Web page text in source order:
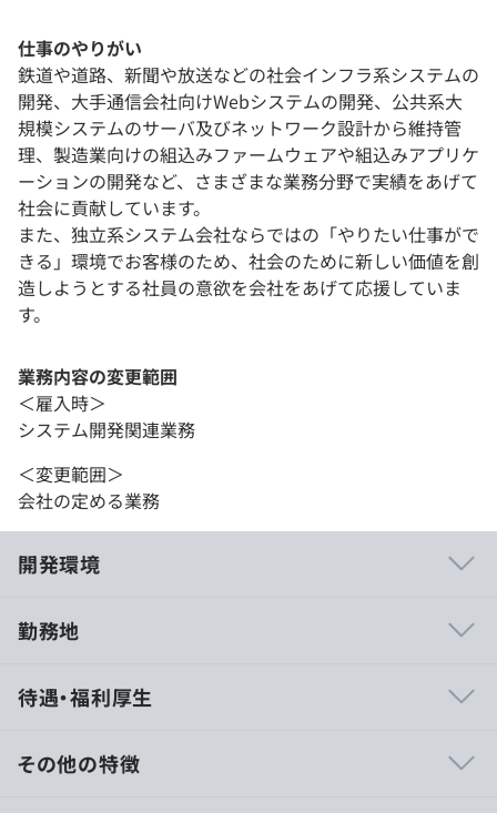
仕事のやりがい
鉄道や道路、新聞や放送などの社会インフラ系システムの
開発、大手通信会社向けWebシステムの開発、公共系大
規模システムのサーバ及びネットワーク設計から維持管
理、製造業向けの組込みファームウェアや組込みアプリケ
ーションの開発など、さまざまな業務分野で実績をあげて
社会に貢献しています。
また、独立系システム会社ならではの「やりたい仕事がで
きる」環境でお客様のため、社会のために新しい価値を創
造しようとする社員の意欲を会社をあげて応援していま
す。
業務内容の変更範囲
＜雇入時＞
システム開発関連業務
＜変更範囲＞
会社の定める業務
開発環境
・資格取得支援制度あり
・メンター制度
勤務地
待遇・福利厚生
その他の特徴